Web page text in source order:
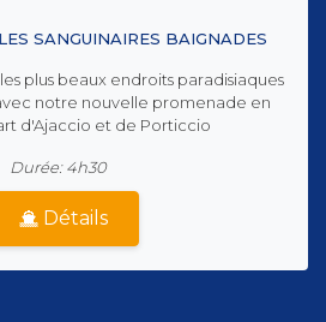
SANGUINAIRES BAIGNADES
plus beaux endroits paradisiaques
notre nouvelle promenade en
d'Ajaccio et de Porticcio
Durée: 4h30
Détails